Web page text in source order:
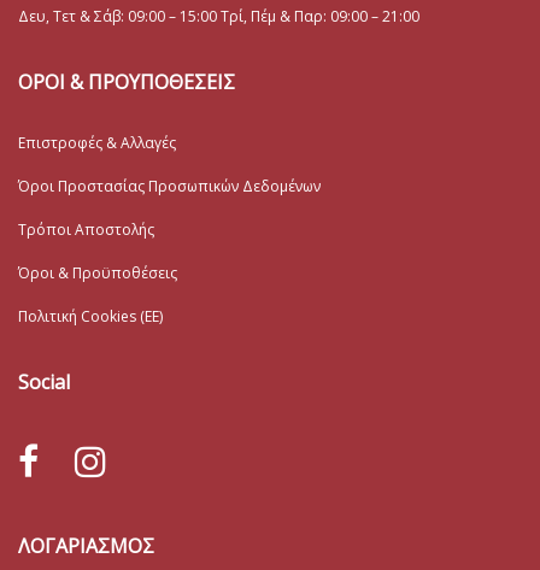
Δευ, Τετ & Σάβ: 09:00 – 15:00 Τρί, Πέμ & Παρ: 09:00 – 21:00
ΟΡΟΙ & ΠΡΟΥΠΟΘΕΣΕΙΣ
Επιστροφές & Αλλαγές
Όροι Προστασίας Προσωπικών Δεδομένων
Τρόποι Αποστολής
Όροι & Προϋποθέσεις
Πολιτική Cookies (ΕΕ)
Social
ΛΟΓΑΡΙΑΣΜΟΣ